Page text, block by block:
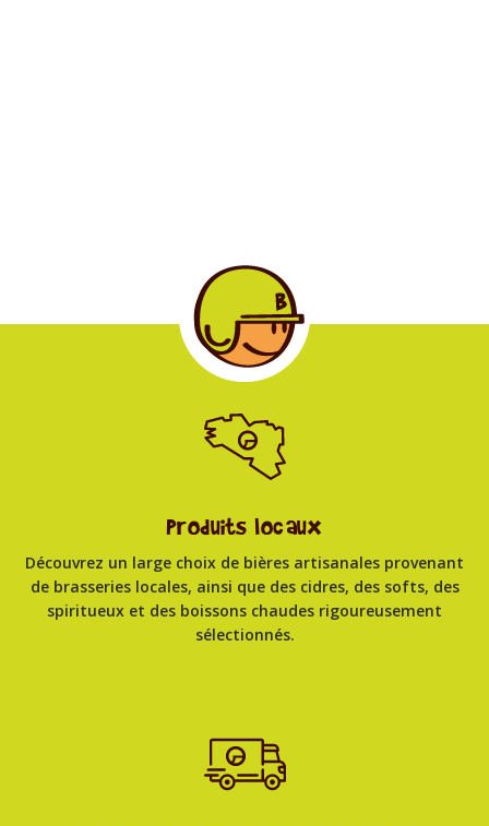
Produits locaux
Découvrez un large choix de bières artisanales provenant
de brasseries locales, ainsi que des cidres, des softs, des
spiritueux et des boissons chaudes rigoureusement
sélectionnés.